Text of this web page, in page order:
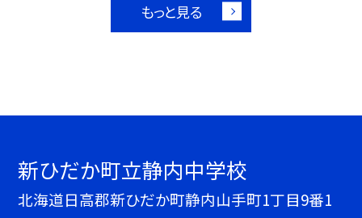
もっと見る
新ひだか町立静内中学校
北海道日高郡新ひだか町静内山手町1丁目9番1